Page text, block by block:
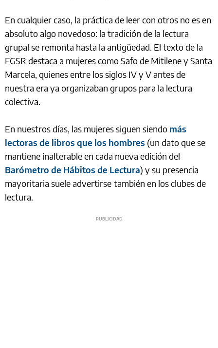
En cualquier caso, la práctica de leer con otros no es en
absoluto algo novedoso: la tradición de la lectura
grupal se remonta hasta la antigüedad. El texto de la
FGSR destaca a mujeres como Safo de Mitilene y Santa
Marcela, quienes entre los siglos IV y V antes de
nuestra era ya organizaban grupos para la lectura
colectiva.
En nuestros días, las mujeres siguen siendo más
lectoras de libros que los hombres (un dato que se
mantiene inalterable en cada nueva edición del
Barómetro de Hábitos de Lectura) y su presencia
mayoritaria suele advertirse también en los clubes de
lectura.